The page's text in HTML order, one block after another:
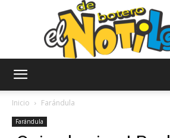
Inicio Farándula
Farándula